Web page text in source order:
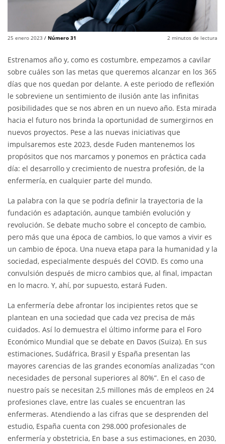
25 enero 2023 / Número 31 2 minutos de lectura
Estrenamos año y, como es costumbre, empezamos a cavilar
sobre cuáles son las metas que queremos alcanzar en los 365
días que nos quedan por delante. A este periodo de reflexión
le sobreviene un sentimiento de ilusión ante las infinitas
posibilidades que se nos abren en un nuevo año. Esta mirada
hacia el futuro nos brinda la oportunidad de sumergirnos en
nuevos proyectos. Pese a las nuevas iniciativas que
impulsaremos este 2023, desde Fuden mantenemos los
propósitos que nos marcamos y ponemos en práctica cada
día: el desarrollo y crecimiento de nuestra profesión, de la
enfermería, en cualquier parte del mundo.
La palabra con la que se podría definir la trayectoria de la
fundación es adaptación, aunque también evolución y
revolución. Se debate mucho sobre el concepto de cambio,
pero más que una época de cambios, lo que vamos a vivir es
un cambio de época. Una nueva etapa para la humanidad y la
sociedad, especialmente después del COVID. Es como una
convulsión después de micro cambios que, al final, impactan
en lo macro. Y, ahí, por supuesto, estará Fuden.
La enfermería debe afrontar los incipientes retos que se
plantean en una sociedad que cada vez precisa de más
cuidados. Así lo demuestra el último informe para el Foro
Económico Mundial que se debate en Davos (Suiza). En sus
estimaciones, Sudáfrica, Brasil y España presentan las
mayores carencias de las grandes economías analizadas “con
necesidades de personal superiores al 80%”. En el caso de
nuestro país se necesitan 2,5 millones más de empleos en 24
profesiones clave, entre las cuales se encuentran las
enfermeras. Atendiendo a las cifras que se desprenden del
estudio, España cuenta con 298.000 profesionales de
enfermería y obstetricia, En base a sus estimaciones, en 2030,